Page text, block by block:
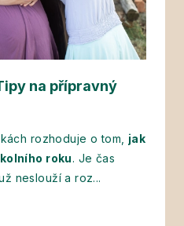
na přípravný
rozhoduje o tom, jak
roku. Je čas
neslouží a roz...